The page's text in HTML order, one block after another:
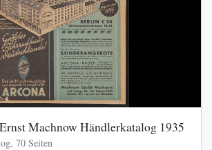
Machnow Händlerkatalog 1935
70 Seiten